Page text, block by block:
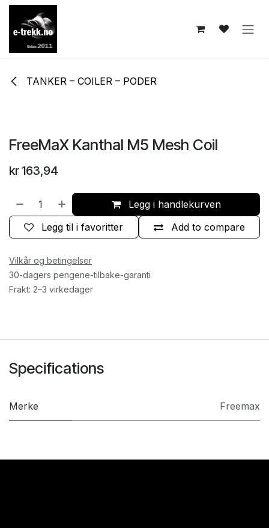
Skip to Content
TANKER – COILER – PODER
FreeMaX Kanthal M5 Mesh Coil
kr163,94
Legg i handlekurven
Add to compare
Legg til i favoritter
Vilkår og betingelser
30-dagers pengene-tilbake-garanti
Frakt: 2–3 virkedager
Specifications
Merke Freemax